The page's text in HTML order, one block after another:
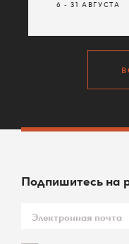
6 - 31 АВГУСТА
Подпишитесьна